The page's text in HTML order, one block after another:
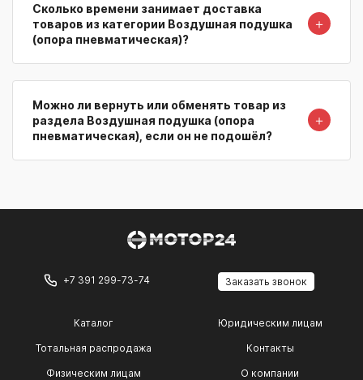
Сколько времени занимает доставка
товаров из категории Воздушная подушка
(опора пневматическая)?
＋
Можно ли вернуть или обменять товар из
раздела Воздушная подушка (опора
пневматическая), если он не подошёл?
＋
+7 391 299-73-74 Заказать звонок
Каталог
Тотальная распродажа
Физическим лицам
Юридическим лицам
Контакты
О компании